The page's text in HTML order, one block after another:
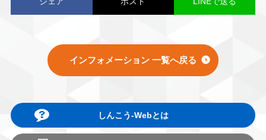
インフォメーション 一覧へ戻る
しんこう-Webとは